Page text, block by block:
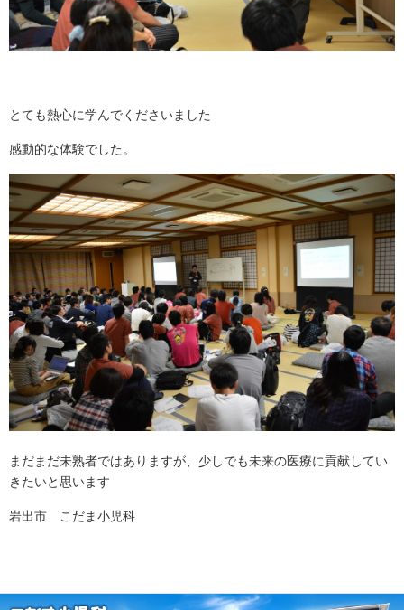
とても熱心に学んでくださいました
感動的な体験でした。
まだまだ未熟者ではありますが、少しでも未来の医療に貢献してい
きたいと思います
岩出市 こだま小児科